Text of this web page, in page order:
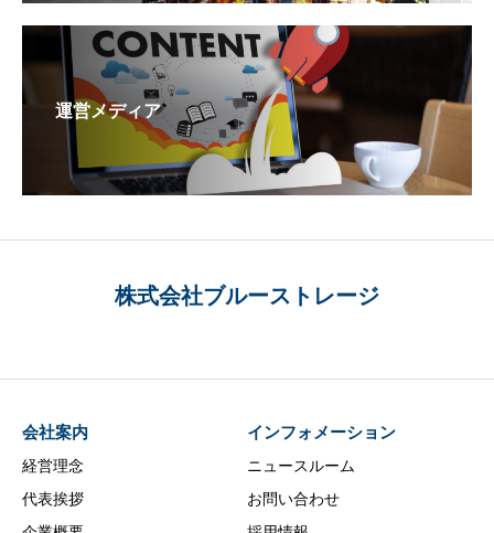
運営メディア
株式会社ブルーストレージ
会社案内
経営理念
代表挨拶
インフォメーション
ニュースルーム
お問い合わせ